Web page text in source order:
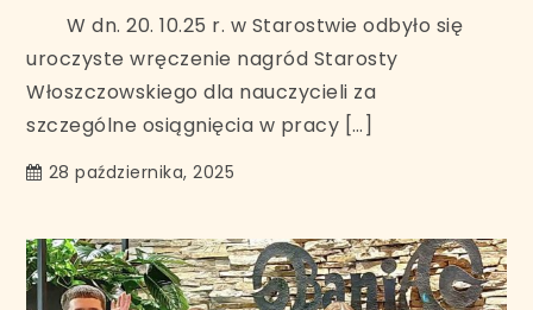
W dn. 20. 10.25 r. w Starostwie odbyło się
uroczyste wręczenie nagród Starosty
Włoszczowskiego dla nauczycieli za
szczególne osiągnięcia w pracy […]
28 października, 2025